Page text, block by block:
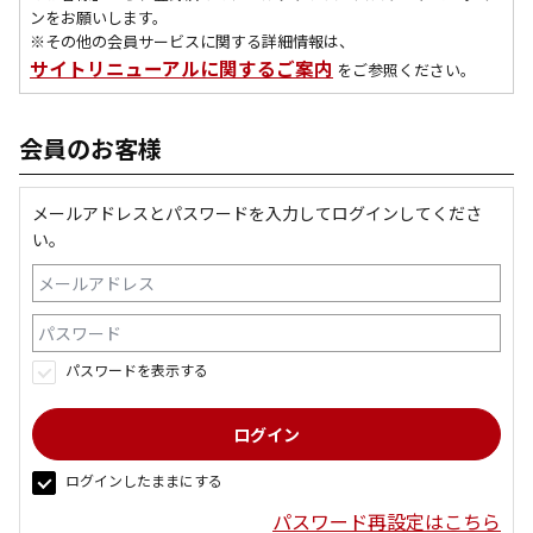
ンをお願いします。
※その他の会員サービスに関する詳細情報は、
サイトリニューアルに関するご案内 をご参照ください。
会員のお客様
メールアドレスとパスワードを入力してログインしてくださ
い。
パスワードを表示する
ログインしたままにする
パスワード再設定はこちら